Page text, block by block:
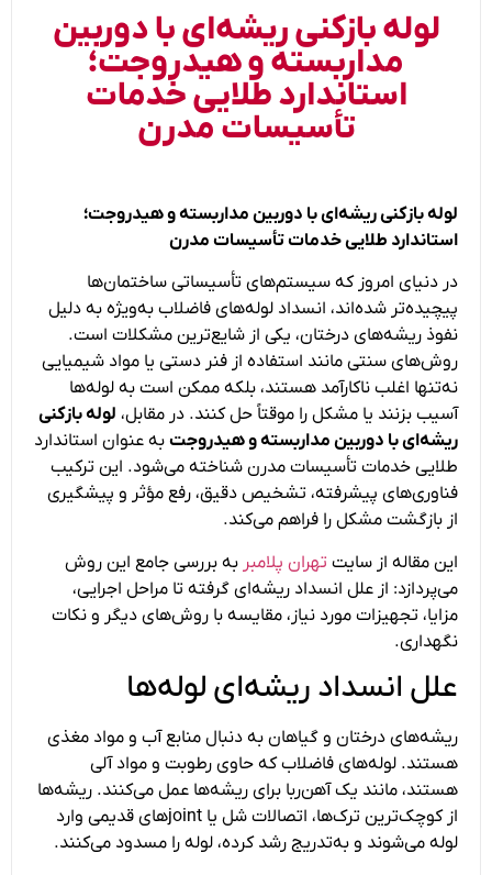
لوله بازکنی ریشه‌ای با دوربین
مداربسته و هیدروجت؛
استاندارد طلایی خدمات
تأسیسات مدرن
لوله بازکنی ریشه‌ای با دوربین مداربسته و هیدروجت؛
استاندارد طلایی خدمات تأسیسات مدرن
در دنیای امروز که سیستم‌های تأسیساتی ساختمان‌ها
پیچیده‌تر شده‌اند، انسداد لوله‌های فاضلاب به‌ویژه به دلیل
نفوذ ریشه‌های درختان، یکی از شایع‌ترین مشکلات است.
روش‌های سنتی مانند استفاده از فنر دستی یا مواد شیمیایی
نه‌تنها اغلب ناکارآمد هستند، بلکه ممکن است به لوله‌ها
آسیب بزنند یا مشکل را موقتاً حل کنند. در مقابل، لوله بازکنی
ریشه‌ای با دوربین مداربسته و هیدروجت به عنوان استاندارد
طلایی خدمات تأسیسات مدرن شناخته می‌شود. این ترکیب
فناوری‌های پیشرفته، تشخیص دقیق، رفع مؤثر و پیشگیری
از بازگشت مشکل را فراهم می‌کند.
این مقاله از سایت تهران پلامبر به بررسی جامع این روش
می‌پردازد: از علل انسداد ریشه‌ای گرفته تا مراحل اجرایی،
مزایا، تجهیزات مورد نیاز، مقایسه با روش‌های دیگر و نکات
نگهداری.
علل انسداد ریشه‌ای لوله‌ها
ریشه‌های درختان و گیاهان به دنبال منابع آب و مواد مغذی
هستند. لوله‌های فاضلاب که حاوی رطوبت و مواد آلی
هستند، مانند یک آهن‌ربا برای ریشه‌ها عمل می‌کنند. ریشه‌ها
از کوچک‌ترین ترک‌ها، اتصالات شل یا jointهای قدیمی وارد
لوله می‌شوند و به‌تدریج رشد کرده، لوله را مسدود می‌کنند.